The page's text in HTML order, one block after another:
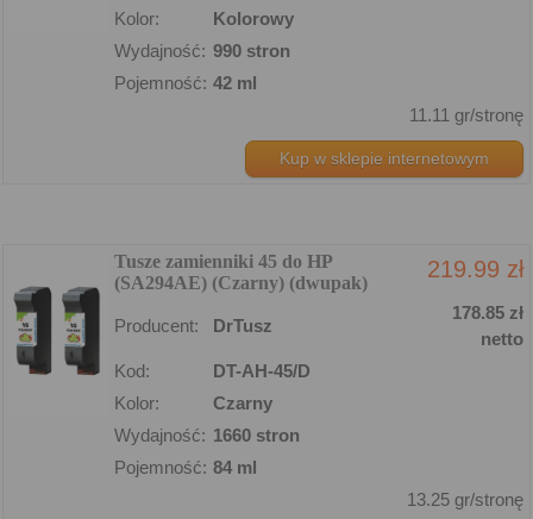
Kolor:
Kolorowy
Wydajność: 990 stron
Pojemność: 42 ml
11.11 gr/stronę
Kup w sklepie internetowym
Tusze zamienniki 45 do HP
(SA294AE) (Czarny) (dwupak)
219.99 zł
Producent: DrTusz
178.85 zł
netto
Kod:
DT-AH-45/D
Kolor:
Czarny
Wydajność: 1660 stron
Pojemność: 84 ml
13.25 gr/stronę